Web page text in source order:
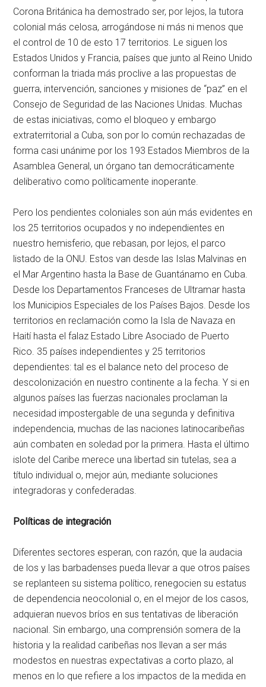
Corona Británica ha demostrado ser, por lejos, la tutora
colonial más celosa, arrogándose ni más ni menos que
el control de 10 de esto 17 territorios. Le siguen los
Estados Unidos y Francia, países que junto al Reino Unido
conforman la triada más proclive a las propuestas de
guerra, intervención, sanciones y misiones de “paz” en el
Consejo de Seguridad de las Naciones Unidas. Muchas
de estas iniciativas, como el bloqueo y embargo
extraterritorial a Cuba, son por lo común rechazadas de
forma casi unánime por los 193 Estados Miembros de la
Asamblea General, un órgano tan democráticamente
deliberativo como políticamente inoperante.
Pero los pendientes coloniales son aún más evidentes en
los 25 territorios ocupados y no independientes en
nuestro hemisferio, que rebasan, por lejos, el parco
listado de la ONU. Estos van desde las Islas Malvinas en
el Mar Argentino hasta la Base de Guantánamo en Cuba.
Desde los Departamentos Franceses de Ultramar hasta
los Municipios Especiales de los Países Bajos. Desde los
territorios en reclamación como la Isla de Navaza en
Haití hasta el falaz Estado Libre Asociado de Puerto
Rico. 35 países independientes y 25 territorios
dependientes: tal es el balance neto del proceso de
descolonización en nuestro continente a la fecha. Y si en
algunos países las fuerzas nacionales proclaman la
necesidad impostergable de una segunda y definitiva
independencia, muchas de las naciones latinocaribeñas
aún combaten en soledad por la primera. Hasta el último
islote del Caribe merece una libertad sin tutelas, sea a
título individual o, mejor aún, mediante soluciones
integradoras y confederadas.
Políticas de integración
Diferentes sectores esperan, con razón, que la audacia
de los y las barbadenses pueda llevar a que otros países
se replanteen su sistema político, renegocien su estatus
de dependencia neocolonial o, en el mejor de los casos,
adquieran nuevos bríos en sus tentativas de liberación
nacional. Sin embargo, una comprensión somera de la
historia y la realidad caribeñas nos llevan a ser más
modestos en nuestras expectativas a corto plazo, al
menos en lo que refiere a los impactos de la medida en